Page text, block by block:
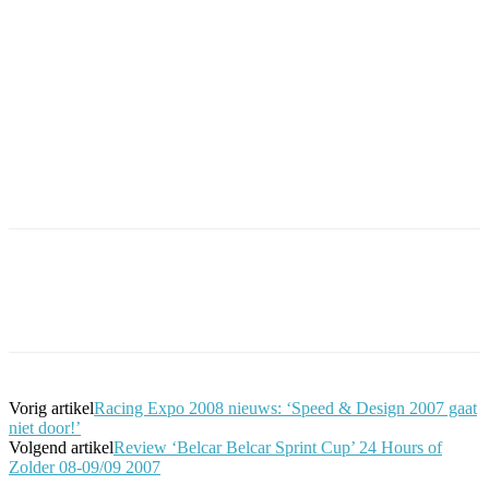
Vorig artikelRacing Expo 2008 nieuws: ‘Speed & Design 2007 gaat
niet door!’
Volgend artikelReview ‘Belcar Belcar Sprint Cup’ 24 Hours of
Zolder 08-09/09 2007